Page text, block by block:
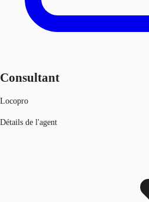
Consultant
Locopro
Détails de l'agent